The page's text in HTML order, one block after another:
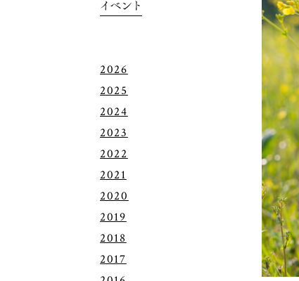
イベント
2026
2025
2024
2023
2022
2021
2020
2019
2018
2017